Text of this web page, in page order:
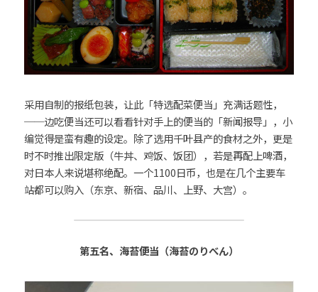
采用自制的报纸包装，让此「特选配菜便当」充满话题性，
──边吃便当还可以看看针对手上的便当的「新闻报导」，小
编觉得是蛮有趣的设定。除了选用千叶县产的食材之外，更是
时不时推出限定版（牛丼、鸡饭、饭团），若是再配上啤酒，
对日本人来说堪称绝配。一个1100日币，也是在几个主要车
站都可以购入（东京、新宿、品川、上野、大宫）。
第五名、海苔便当（海苔のりべん）